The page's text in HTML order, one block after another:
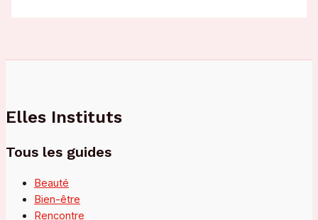
Elles Instituts
Tous les guides
Beauté
Bien-être
Rencontre